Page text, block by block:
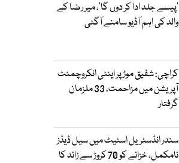
’پیسے جلد ادا کر دوں گا‘، میر رضا کے
والد کی اہم آڈیو سامنے آگئی
کراچی: شفیق موڑ پر اینٹی انکروچمنٹ
آپریشن میں مزاحمت، 33 ملزمان
گرفتار
سندر انڈسٹریل اسٹیٹ میں سیل ڈیڈز
نامکمل، خزانے کو 70 کروڑ سے زائد کا